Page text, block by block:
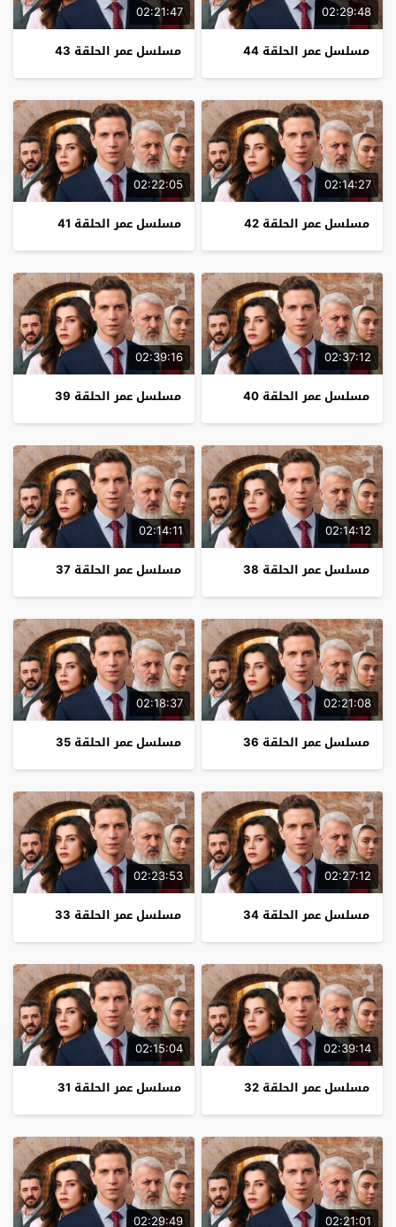
02:29:48
مسلسل عمر الحلقة 44
02:21:47
مسلسل عمر الحلقة 43
02:14:27
مسلسل عمر الحلقة 42
02:22:05
مسلسل عمر الحلقة 41
02:37:12
مسلسل عمر الحلقة 40
02:39:16
مسلسل عمر الحلقة 39
02:14:12
مسلسل عمر الحلقة 38
02:14:11
مسلسل عمر الحلقة 37
02:21:08
مسلسل عمر الحلقة 36
02:18:37
مسلسل عمر الحلقة 35
02:27:12
مسلسل عمر الحلقة 34
02:23:53
مسلسل عمر الحلقة 33
02:39:14
مسلسل عمر الحلقة 32
02:15:04
مسلسل عمر الحلقة 31
02:21:01
02:29:49